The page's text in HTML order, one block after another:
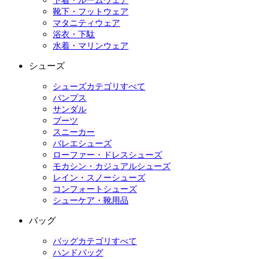
靴下・フットウェア
マタニティウェア
浴衣・下駄
水着・マリンウェア
シューズ
シューズカテゴリすべて
パンプス
サンダル
ブーツ
スニーカー
バレエシューズ
ローファー・ドレスシューズ
モカシン・カジュアルシューズ
レイン・スノーシューズ
コンフォートシューズ
シューケア・靴用品
バッグ
バッグカテゴリすべて
ハンドバッグ